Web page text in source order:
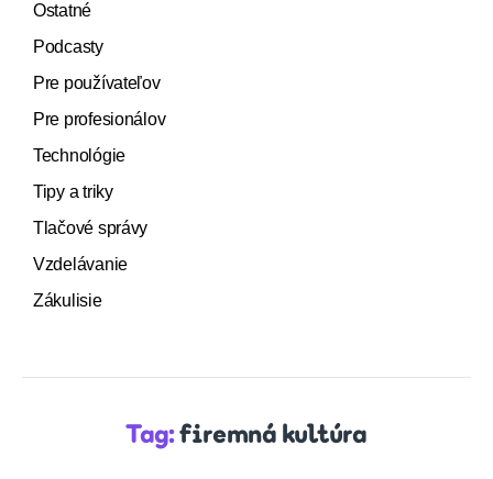
Ostatné
Podcasty
Pre používateľov
Pre profesionálov
Technológie
Tipy a triky
Tlačové správy
Vzdelávanie
Zákulisie
Tag:firemná kultúra